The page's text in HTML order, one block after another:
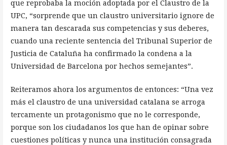
que reprobaba la moción adoptada por el Claustro de la
UPC, “sorprende que un claustro universitario ignore de
manera tan descarada sus competencias y sus deberes,
cuando una reciente sentencia del Tribunal Superior de
Justicia de Cataluña ha confirmado la condena a la
Universidad de Barcelona por hechos semejantes”.
Reiteramos ahora los argumentos de entonces: “Una vez
más el claustro de una universidad catalana se arroga
tercamente un protagonismo que no le corresponde,
porque son los ciudadanos los que han de opinar sobre
cuestiones políticas y nunca una institución consagrada